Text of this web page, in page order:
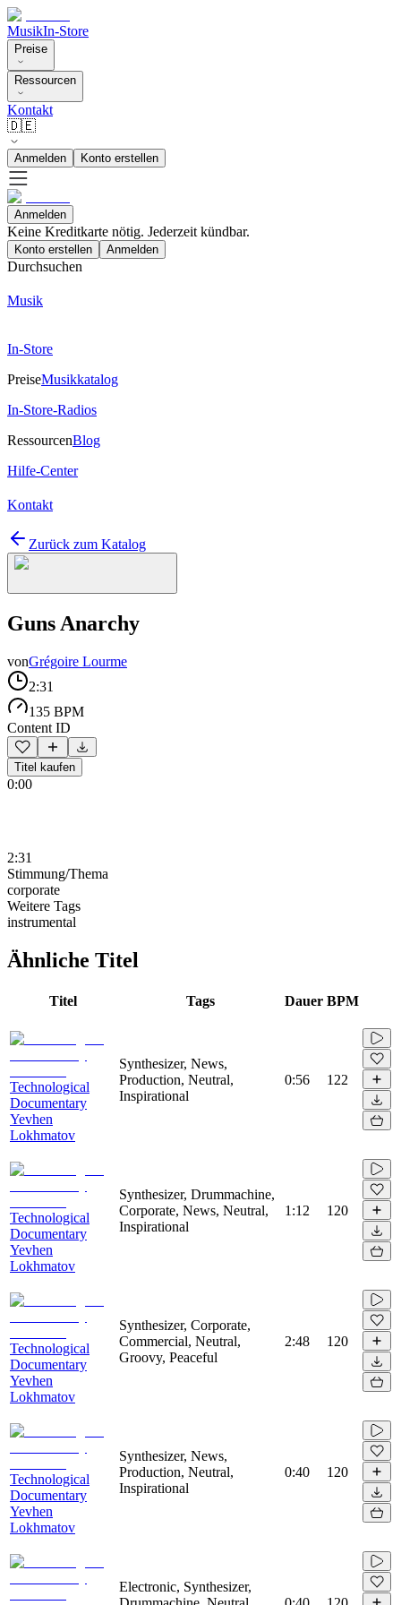
MusikIn-Store
Preise
Ressourcen
Kontakt
🇩🇪
Anmelden Konto erstellen
Anmelden
Keine Kreditkarte nötig. Jederzeit kündbar.
Konto erstellen Anmelden
Durchsuchen
Musik
In-Store
PreiseMusikkatalog
In-Store-Radios
RessourcenBlog
Hilfe-Center
Kontakt
Zurück zum Katalog
Guns Anarchy
vonGrégoire Lourme
2:31
135 BPM
Content ID
Titel kaufen
0:00
2:31
Stimmung/Thema
corporate
Weitere Tags
instrumental
Ähnliche Titel
Titel Tags Dauer BPM
Technological
Documentary
Yevhen
Lokhmatov
Synthesizer, News,
Production, Neutral,
Inspirational
0:56 122
Technological
Documentary
Yevhen
Lokhmatov
Synthesizer, Drummachine,
Corporate, News, Neutral,
Inspirational
1:12 120
Technological
Documentary
Yevhen
Lokhmatov
Synthesizer, Corporate,
Commercial, Neutral,
Groovy, Peaceful
2:48 120
Technological
Documentary
Yevhen
Lokhmatov
Synthesizer, News,
Production, Neutral,
Inspirational
0:40 120
Electronic, Synthesizer,